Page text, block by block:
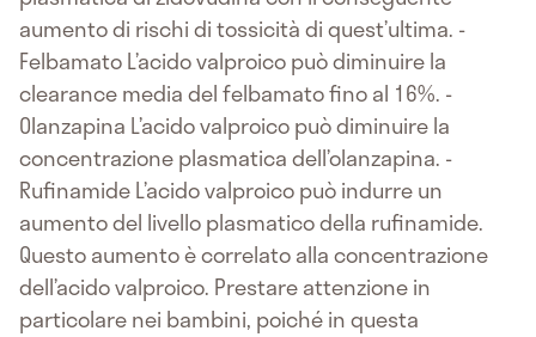
aumento di rischi di tossicità di quest’ultima. -
Felbamato L’acido valproico può diminuire la
clearance media del felbamato fino al 16%. -
Olanzapina L’acido valproico può diminuire la
concentrazione plasmatica dell’olanzapina. -
Rufinamide L’acido valproico può indurre un
aumento del livello plasmatico della rufinamide.
Questo aumento è correlato alla concentrazione
dell’acido valproico. Prestare attenzione in
particolare nei bambini, poiché in questa